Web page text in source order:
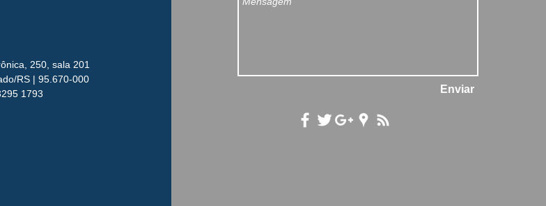
250, sala 201
RS | 95.670-000
1793 Enviar